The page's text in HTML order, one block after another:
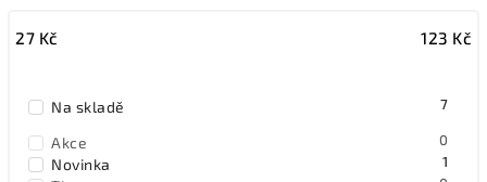
27 Kč 123 Kč
Na skladě 7
Akce 0
Novinka 1